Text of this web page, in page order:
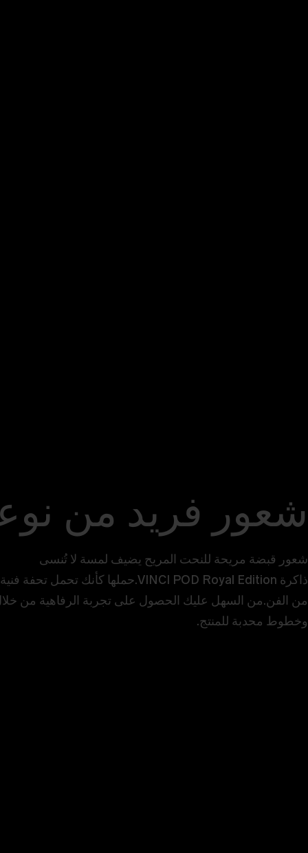
شعور فريد من
شعور قبضة مريحة للنحت المريح يضيف لمسة لا تُنسى
ذاكرة VINCI POD Royal Edition.حملها كأنك تحمل تحفة فنية
من الفن.من السهل عليك الحصول على تجربة الرفاهية من
وخطوط محدبة للمنتج.